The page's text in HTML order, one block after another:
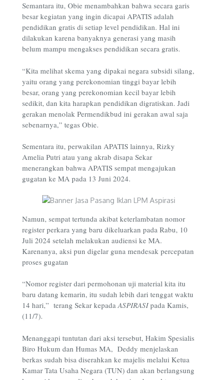
Semantara itu, Obie menambahkan bahwa secara garis
besar kegiatan yang ingin dicapai APATIS adalah
pendidikan gratis di setiap level pendidikan. Hal ini
dilakukan karena banyaknya generasi yang masih
belum mampu mengakses pendidikan secara gratis.
“Kita melihat skema yang dipakai negara subsidi silang,
yaitu orang yang perekonomian tinggi bayar lebih
besar, orang yang perekonomian kecil bayar lebih
sedikit, dan kita harapkan pendidikan digratiskan. Jadi
gerakan menolak Permendikbud ini gerakan awal saja
sebenarnya,” tegas Obie.
Sementara itu, perwakilan APATIS lainnya, Rizky
Amelia Putri atau yang akrab disapa Sekar
menerangkan bahwa APATIS sempat mengajukan
gugatan ke MA pada 13 Juni 2024.
Namun, sempat tertunda akibat keterlambatan nomor
register perkara yang baru dikeluarkan pada Rabu, 10
Juli 2024 setelah melakukan audiensi ke MA.
Karenanya, aksi pun digelar guna mendesak percepatan
proses gugatan
“Nomor register dari permohonan uji material kita itu
baru datang kemarin, itu sudah lebih dari tenggat waktu
14 hari,” terang Sekar kepadaASPIRASIpada Kamis,
(11/7).
Menanggapi tuntutan dari aksi tersebut, Hakim Spesialis
Biro Hukum dan Humas MA, Deddy menjelaskan
berkas sudah bisa diserahkan ke majelis melalui Ketua
Kamar Tata Usaha Negara (TUN) dan akan berlangsung